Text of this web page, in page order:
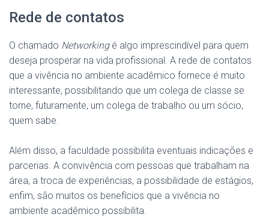
Rede de contatos
O chamado Networkingé algo imprescindível para quem
deseja prosperar na vida profissional. A rede de contatos
que a vivência no ambiente acadêmico fornece é muito
interessante, possibilitando que um colega de classe se
torne, futuramente, um colega de trabalho ou um sócio,
quem sabe.
Além disso, a faculdade possibilita eventuais indicações e
parcerias. A convivência com pessoas que trabalham na
área, a troca de experiências, a possibilidade de estágios,
enfim, são muitos os benefícios que a vivência no
ambiente acadêmico possibilita.